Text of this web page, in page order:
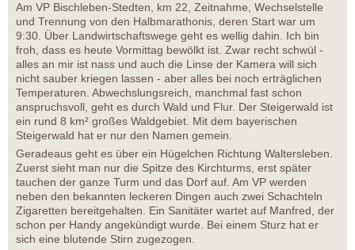
Am VP Bischleben-Stedten, km 22, Zeitnahme, Wechselstelle
und Trennung von den Halbmarathonis, deren Start war um
9:30. Über Landwirtschaftswege geht es wellig dahin. Ich bin
froh, dass es heute Vormittag bewölkt ist. Zwar recht schwül -
alles an mir ist nass und auch die Linse der Kamera will sich
nicht sauber kriegen lassen - aber alles bei noch erträglichen
Temperaturen. Abwechslungsreich, manchmal fast schon
anspruchsvoll, geht es durch Wald und Flur. Der Steigerwald ist
ein rund 8 km² großes Waldgebiet. Mit dem bayerischen
Steigerwald hat er nur den Namen gemein.
Geradeaus geht es über ein Hügelchen Richtung Waltersleben.
Zuerst sieht man nur die Spitze des Kirchturms, erst später
tauchen der ganze Turm und das Dorf auf. Am VP werden
neben den bekannten leckeren Dingen auch zwei Schachteln
Zigaretten bereitgehalten. Ein Sanitäter wartet auf Manfred, der
schon per Handy angekündigt wurde. Bei einem Sturz hat er
sich eine blutende Stirn zugezogen.